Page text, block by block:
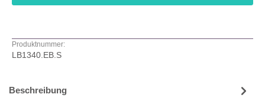
Produktnummer:
LB1340.EB.S
Beschreibung